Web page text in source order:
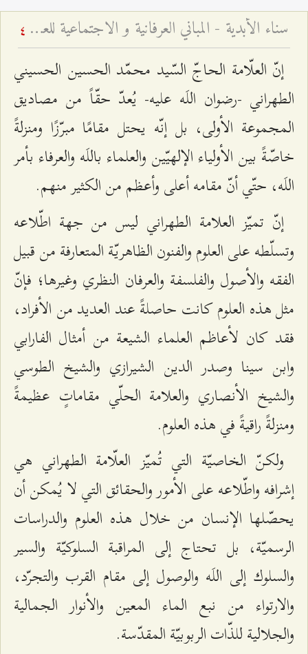
سناء الأبدية - المباني العرفانية و الاجتماعية للعلامة الطهراني 4
إنّ العلّامة الحاجّ السّيد محمّد الحسين الحسيني
الطهراني -رضوان اللَه عليه- يُعدّ حقّاً من مصاديق
المجموعة الأولى، بل إنّه يحتل مقامًا مبرّزًا ومنزلةً
خاصّةً بين الأولياء الإلهيّين والعلماء باللَه والعرفاء بأمر
اللَه، حتّي أنّ مقامه أعلى وأعظم من الكثير منهم.
إنّ تميّز العلامة الطهراني ليس من جهة اطّلاعه
وتسلّطه على العلوم والفنون الظاهريّة المتعارفة من قبيل
الفقه والأصول والفلسفة والعرفان النظري وغيرها؛ فإنّ
مثل هذه العلوم كانت حاصلةً عند العديد من الأفراد،
فقد كان لأعاظم العلماء الشيعة من أمثال الفارابي
وابن سينا وصدر الدين الشيرازي والشيخ الطوسي
والشيخ الأنصاري والعلامة الحلّي مقاماتٍ عظيمةً
ومنزلةً راقيةً في هذه العلوم.
ولكنّ الخاصيّة التي تُميّز العلّامة الطهراني هي
إشرافه واطّلاعه على الأمور والحقائق التي لا يُمكن أن
يحصّلها الإنسان من خلال هذه العلوم والدراسات
الرسميّة، بل تحتاج إلى المراقبة السلوكيّة والسير
والسلوك إلى اللَه والوصول إلى مقام القرب والتجرّد،
والارتواء من نبع الماء المعين والأنوار الجمالية
والجلالية للذّات الربوبيّة المقدّسة.